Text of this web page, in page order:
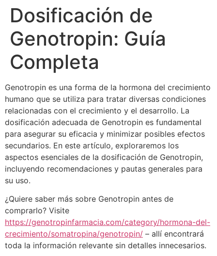
Dosificación de
Genotropin: Guía
Completa
Genotropin es una forma de la hormona del crecimiento
humano que se utiliza para tratar diversas condiciones
relacionadas con el crecimiento y el desarrollo. La
dosificación adecuada de Genotropin es fundamental
para asegurar su eficacia y minimizar posibles efectos
secundarios. En este artículo, exploraremos los
aspectos esenciales de la dosificación de Genotropin,
incluyendo recomendaciones y pautas generales para
su uso.
¿Quiere saber más sobre Genotropin antes de
comprarlo? Visite
https://genotropinfarmacia.com/category/hormona-del-
crecimiento/somatropina/genotropin/ – allí encontrará
toda la información relevante sin detalles innecesarios.